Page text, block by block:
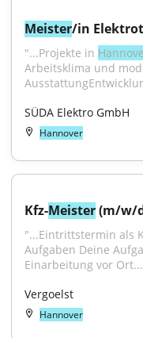
Meister/in
"...Projekte in
Arbeitsklima und
SÜDA Elektro GmbH
Hannover
Kfz-Meister (m/w/
"...Eintrittstermin als
Aufgaben Deine
Einarbeitung vor
Vergoelst
Hannover